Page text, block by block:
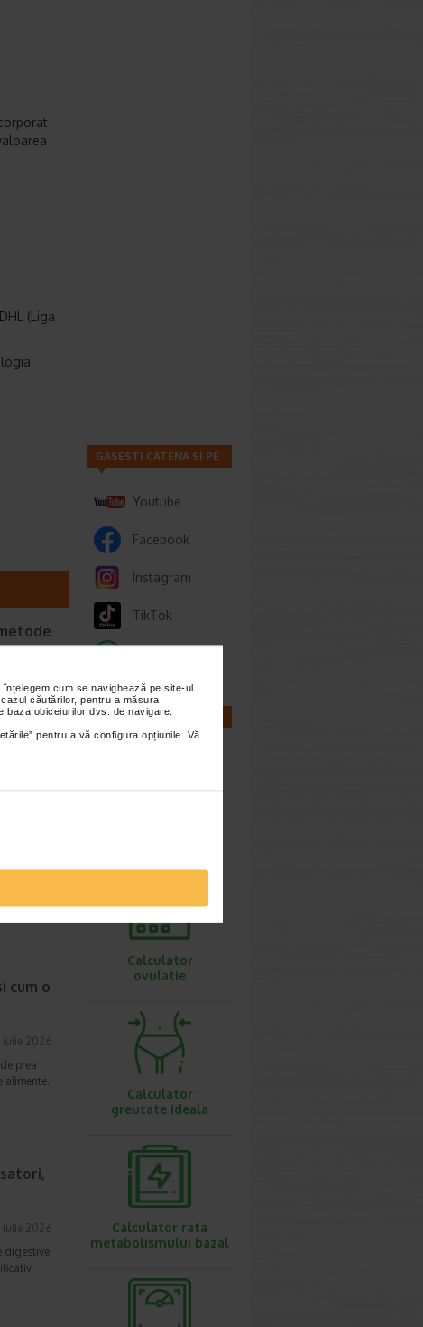
cum se navighează pe site-ul
căutărilor, pentru a măsura
obiceiurilor dvs. de navigare.
pentru a vă configura opțiunile. Vă
(Liga
2026
de
cum o
iulie 2026
prea
alimente.
iulie 2026
digestive
GASESTI CATENA SI PE
Youtube
Facebook
Instagram
TikTok
CALCULATOARE
Calculator
ovulatie
Calculator
greutate ideala
Calculator rata
metabolismului bazal